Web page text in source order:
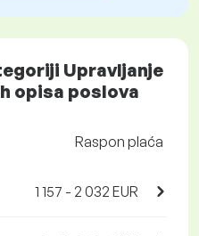
Upravljanje
opisa poslova
Raspon plaća
1 157 - 2 032 EUR